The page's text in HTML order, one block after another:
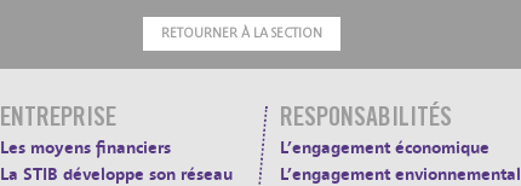
RETOURNER À LA SECTION
ENTREPRISE
Les moyens financiers
La STIB développe son réseau
RESPONSABILITÉS
L’engagement économique
L’engagement envionnemental